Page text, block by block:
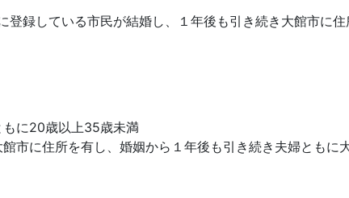
録している市民が結婚し、１年後も引き続き大館市に
に20歳以上35歳未満
市に住所を有し、婚姻から１年後も引き続き夫婦ともに